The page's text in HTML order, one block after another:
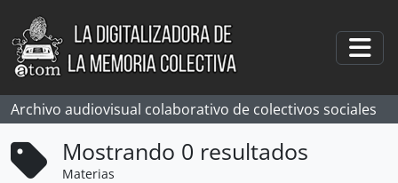
Skip to main content
Archivo audiovisual colaborativo de colectivos sociales
Mostrando 0 resultados
Materias